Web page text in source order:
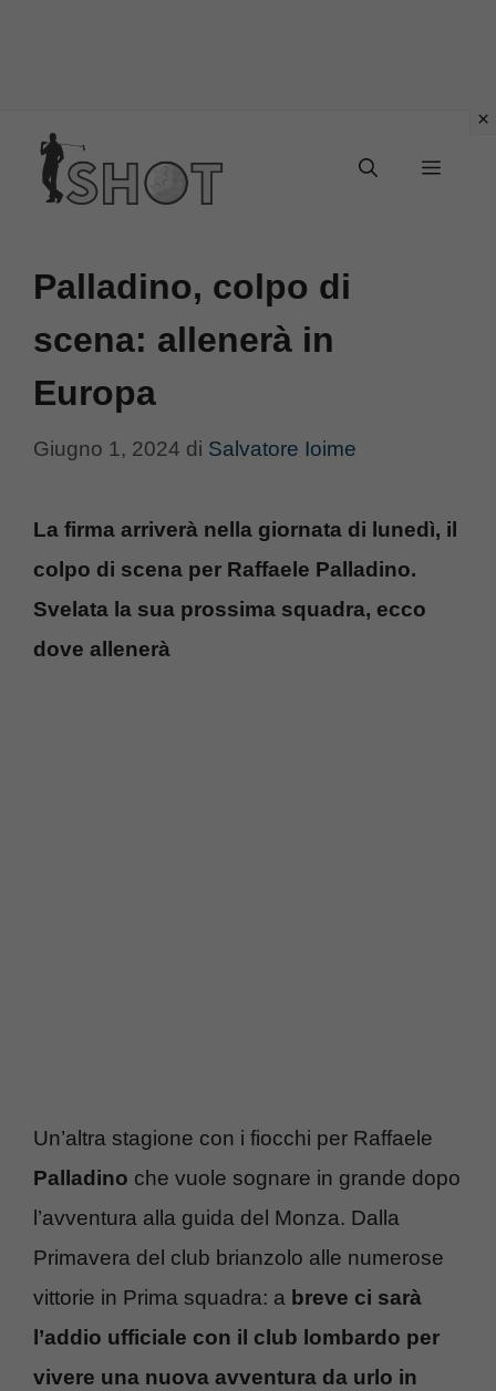
contenuto
Menu
Palladino, colpo di
scena: allenerà in
Europa
Giugno 1, 2024 di Salvatore Ioime
La firma arriverà nella giornata di lunedì, il
colpo di scena per Raffaele Palladino.
Svelata la sua prossima squadra, ecco
dove allenerà
Un’altra stagione con i fiocchi per Raffaele
Palladino che vuole sognare in grande dopo
l’avventura alla guida del Monza. Dalla
Primavera del club brianzolo alle numerose
vittorie in Prima squadra: a breve ci sarà
l’addio ufficiale con il club lombardo per
vivere una nuova avventura da urlo in